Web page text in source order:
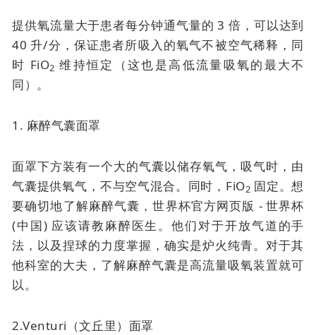
提供氧流量大于患者每分钟通气量的 3 倍，可以达到
40 升/分，保证患者所吸入的氧气不被空气稀释，同
时 FiO2 维持恒定（这也是高低流量吸氧的最大不
同）。
1. 麻醉气囊面罩
面罩下方装有一个大的气囊以储存氧气，吸气时，由
气囊提供氧气，不与空气混合。同时，FiO2 固定。想
要确切地了解麻醉气囊，世界杯官方网页版 - 世界杯
(中国) 应该请教麻醉医生。他们对于开放气道的手
法，以及捏球的力度掌握，确实是炉火纯青。对于其
他科室的大夫，了解麻醉气囊是高流量吸氧装置就可
以。
2.Venturi（文丘里）面罩